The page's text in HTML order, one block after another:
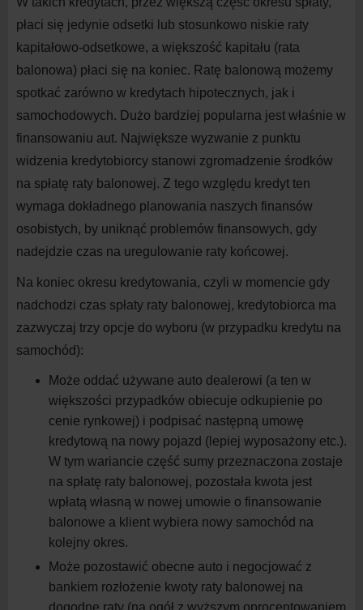
płaci się jedynie odsetki lub stosunkowo niskie raty
kapitałowo-odsetkowe, a większość kapitału (rata
balonowa) płaci się na koniec. Ratę balonową możemy
spotkać zarówno w kredytach hipotecznych, jak i
samochodowych. Dużo bardziej popularna jest właśnie w
finansowaniu aut. Największe wyzwanie z punktu
widzenia kredytobiorcy stanowi zgromadzenie środków
na spłatę raty balonowej. Z tego względu kredyt ten
wymaga dokładnego planowania naszych finansów
osobistych, by uniknąć problemów finansowych, gdy
nadejdzie czas na uregulowanie raty końcowej.
Na koniec okresu kredytowania, czyli w momencie gdy
nadchodzi czas spłaty raty balonowej, kredytobiorca ma
zazwyczaj trzy opcje do wyboru (w przypadku kredytu na
samochód):
Może oddać używane auto dealerowi (a ten w
większości przypadków obiecuje odkupienie po
cenie rynkowej) i podpisać następną umowę
kredytową na nowy pojazd (lepiej wyposażony etc.).
W tym wariancie część sumy przeznaczona zostaje
na spłatę raty balonowej, pozostała kwota jest
wpłatą własną w nowej umowie o finansowanie
balonowe a klient wybiera nowy samochód na
kolejny okres.
Może pozostawić obecne auto i negocjować z
bankiem rozłożenie kwoty raty balonowej na
dogodne raty (na ogół z wyższym oprocentowaniem